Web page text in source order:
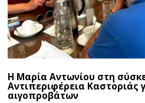
Η Μαρία Αντωνίου στη
Αντιπεριφέρεια Καστοριάς
αιγοπροβάτων